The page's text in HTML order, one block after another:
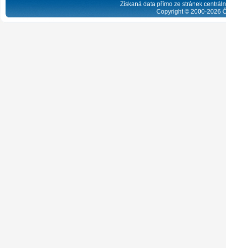
Získaná data přímo ze stránek
Copyright © 2000-2026